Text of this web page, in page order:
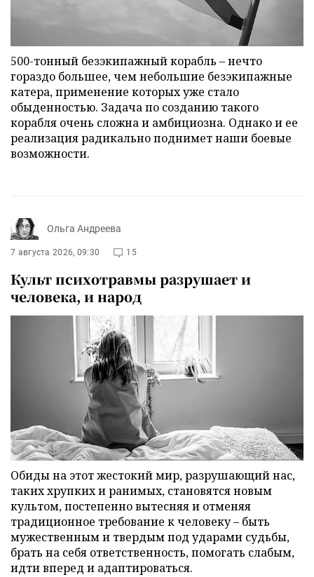
500-тонный безэкипажный корабль – нечто
гораздо большее, чем небольшие безэкипажные
катера, применение которых уже стало
обыденностью. Задача по созданию такого
корабля очень сложна и амбициозна. Однако и ее
реализация радикально поднимет наши боевые
возможности.
Ольга Андреева
7 августа 2026, 09:30 15
Культ психотравмы разрушает и
человека, и народ
Обиды на этот жестокий мир, разрушающий нас,
таких хрупких и ранимых, становятся новым
культом, постепенно вытесняя и отменяя
традиционное требование к человеку – быть
мужественным и твердым под ударами судьбы,
брать на себя ответственность, помогать слабым,
идти вперед и адаптироваться.